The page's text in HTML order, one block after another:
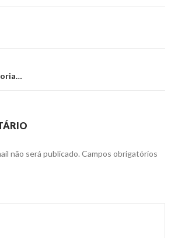
não será publicado. Campos obrigatórios